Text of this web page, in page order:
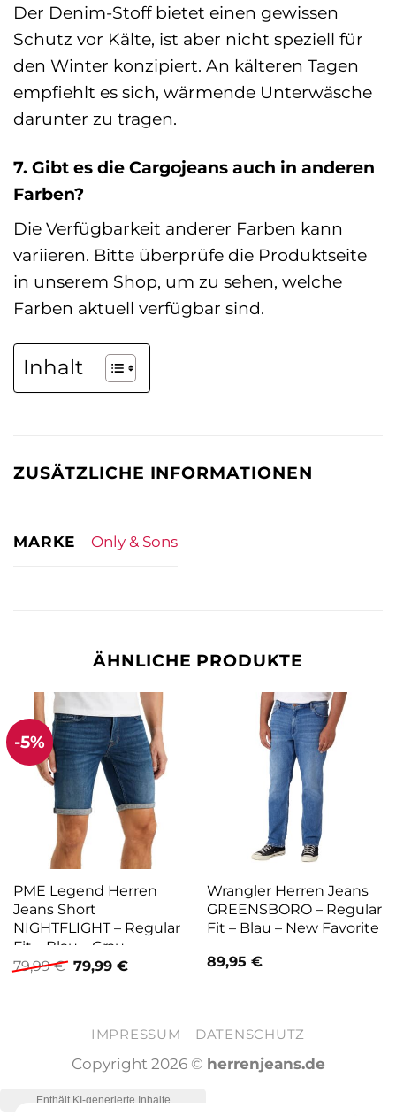
Der Denim-Stoff bietet einen gewissen
Schutz vor Kälte, ist aber nicht speziell für
den Winter konzipiert. An kälteren Tagen
empfiehlt es sich, wärmende Unterwäsche
darunter zu tragen.
7. Gibt es die Cargojeans auch in anderen
Farben?
Die Verfügbarkeit anderer Farben kann
variieren. Bitte überprüfe die Produktseite
in unserem Shop, um zu sehen, welche
Farben aktuell verfügbar sind.
Inhalt
ZUSÄTZLICHE INFORMATIONEN
MARKE Only & Sons
ÄHNLICHE PRODUKTE
-5%
PME Legend Herren
Jeans Short
NIGHTFLIGHT – Regular
Fit – Blau – Grau
79,99€ Ursprünglicher
Preis
79,99 €Aktueller
Wrangler Herren Jeans
GREENSBORO – Regular
Fit – Blau – New Favorite
89,95 €
IMPRESSUM DATENSCHUTZ
Copyright 2026 © herrenjeans.de